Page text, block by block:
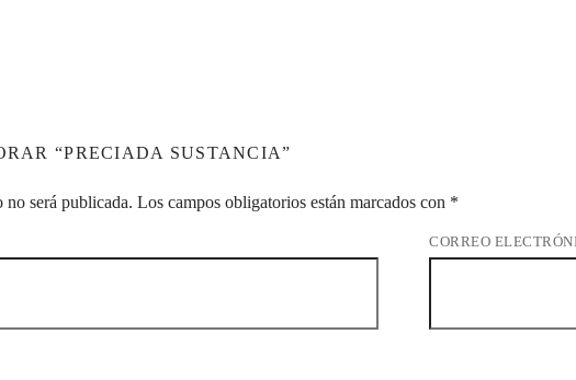
“PRECIADA SUSTANCIA”
será publicada. Los campos obligatorios están marcados con *
CORREO